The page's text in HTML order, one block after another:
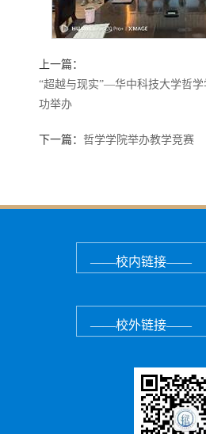
上一篇：
“超越与现实”—华中科技大学哲
功举办
下一篇：哲学学院举办教学竞赛